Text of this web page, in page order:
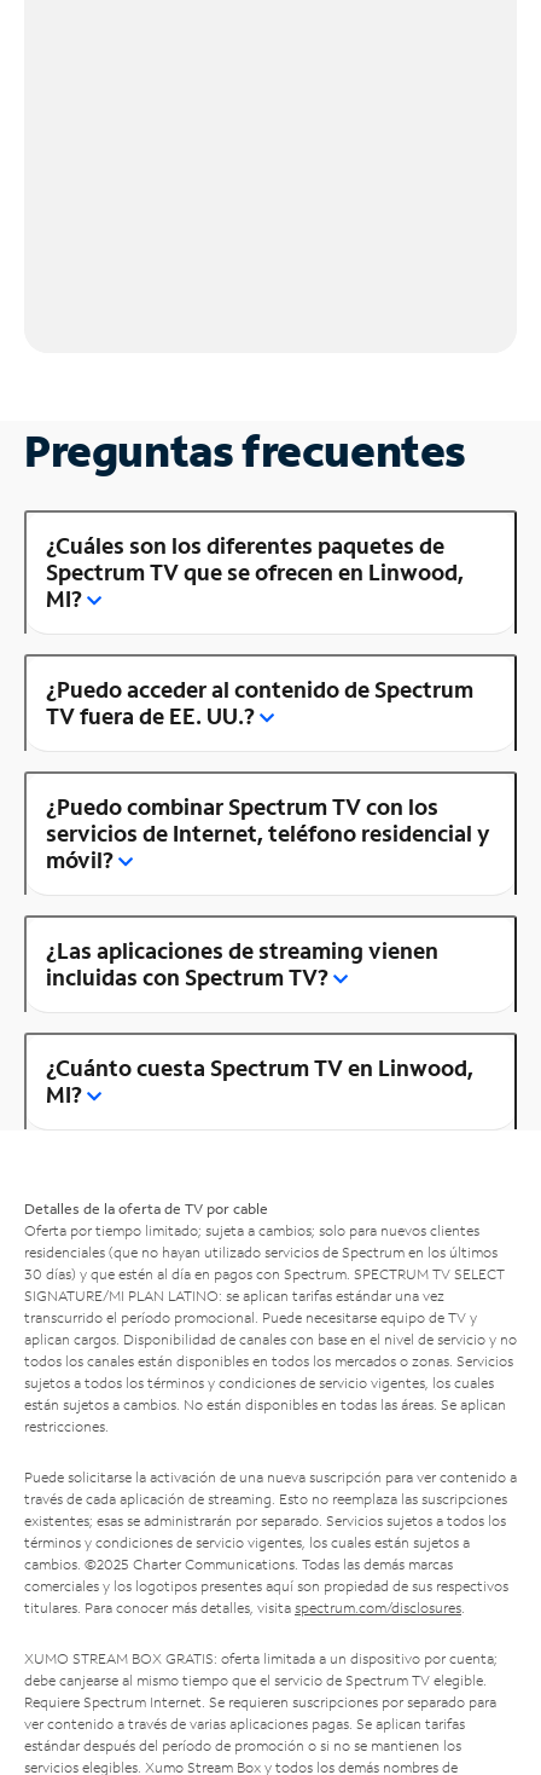
Preguntas frecuentes
¿Cuáles son los diferentes paquetes de
Spectrum TV que se ofrecen en Linwood,
MI?
¿Puedo acceder al contenido de Spectrum
TV fuera de EE. UU.?
¿Puedo combinar Spectrum TV con los
servicios de Internet, teléfono residencial y
móvil?
¿Las aplicaciones de streaming vienen
incluidas con Spectrum TV?
¿Cuánto cuesta Spectrum TV en Linwood,
MI?
Detalles de la oferta de TV por cable
Oferta por tiempo limitado; sujeta a cambios; solo para nuevos clientes
residenciales (que no hayan utilizado servicios de Spectrum en los últimos
30 días) y que estén al día en pagos con Spectrum. SPECTRUM TV SELECT
SIGNATURE/MI PLAN LATINO: se aplican tarifas estándar una vez
transcurrido el período promocional. Puede necesitarse equipo de TV y
aplican cargos. Disponibilidad de canales con base en el nivel de servicio y no
todos los canales están disponibles en todos los mercados o zonas. Servicios
sujetos a todos los términos y condiciones de servicio vigentes, los cuales
están sujetos a cambios. No están disponibles en todas las áreas. Se aplican
restricciones.
Puede solicitarse la activación de una nueva suscripción para ver contenido a
través de cada aplicación de streaming. Esto no reemplaza las suscripciones
existentes; esas se administrarán por separado. Servicios sujetos a todos los
términos y condiciones de servicio vigentes, los cuales están sujetos a
cambios. ©2025 Charter Communications. Todas las demás marcas
comerciales y los logotipos presentes aquí son propiedad de sus respectivos
titulares. Para conocer más detalles, visita spectrum.com/disclosures.
XUMO STREAM BOX GRATIS: oferta limitada a un dispositivo por cuenta;
debe canjearse al mismo tiempo que el servicio de Spectrum TV elegible.
Requiere Spectrum Internet. Se requieren suscripciones por separado para
ver contenido a través de varias aplicaciones pagas. Se aplican tarifas
estándar después del período de promoción o si no se mantienen los
servicios elegibles. Xumo Stream Box y todos los demás nombres de